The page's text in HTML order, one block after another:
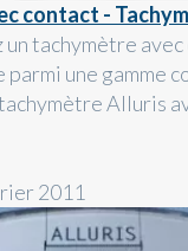
contact -
un tachymètre
une gamme
Alluris
2011